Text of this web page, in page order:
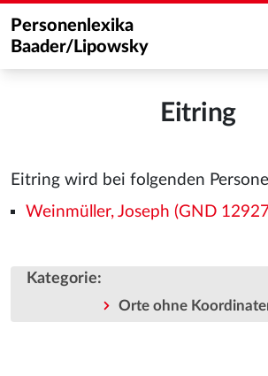
Personenlexika
Baader/Lipowsky
Eitring
Eitring wird bei folgenden
Weinmüller, Joseph (GND
Kategorie:
Orte ohne